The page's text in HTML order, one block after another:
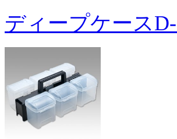
ディープケースD-